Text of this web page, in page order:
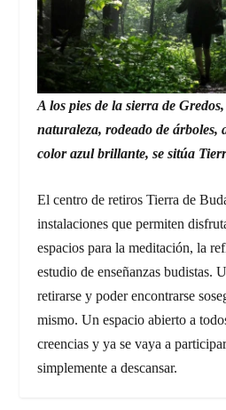
A los pies de la sierra de
naturaleza, rodeado de árboles,
color azul brillante, se sitúa
El centro de retiros Tierra de
instalaciones que permiten
espacios para la meditación, la
estudio de enseñanzas budistas.
retirarse y poder encontrarse
mismo. Un espacio abierto a
creencias y ya se vaya a
simplemente a descansar.